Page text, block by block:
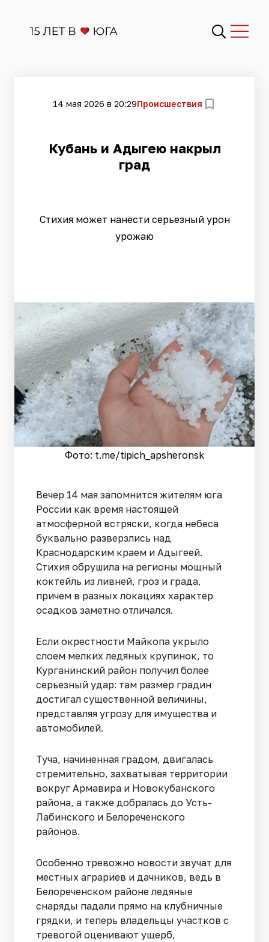
14 мая 2026 в 20:29Происшествия
Кубань и Адыгею накрыл
град
Стихия может нанести серьезный урон
урожаю
Фото: t.me/tipich_apsheronsk
Вечер 14 мая запомнится жителям юга
России как время настоящей
атмосферной встряски, когда небеса
буквально разверзлись над
Краснодарским краем и Адыгеей.
Стихия обрушила на регионы мощный
коктейль из ливней, гроз и града,
причем в разных локациях характер
осадков заметно отличался.
Если окрестности Майкопа укрыло
слоем мелких ледяных крупинок, то
Курганинский район получил более
серьезный удар: там размер градин
достигал существенной величины,
представляя угрозу для имущества и
автомобилей.
Туча, начиненная градом, двигалась
стремительно, захватывая территории
вокруг Армавира и Новокубанского
района, а также добралась до Усть-
Лабинского и Белореченского
районов.
Особенно тревожно новости звучат для
местных аграриев и дачников, ведь в
Белореченском районе ледяные
снаряды падали прямо на клубничные
грядки, и теперь владельцы участков с
тревогой оценивают ущерб,